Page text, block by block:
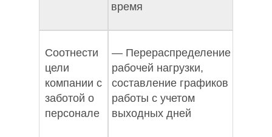
время
Соотнести
цели
компании с
заботой о
персонале
— Перераспределение
рабочей нагрузки,
составление графиков
работы с учетом
выходных дней